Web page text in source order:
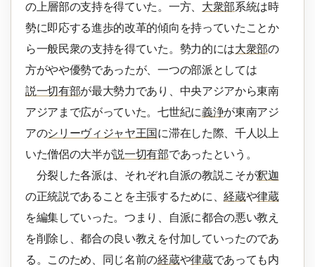
の上層部の支持を得ていた。一方、 大衆部系統は時
勢に即応する進歩的改革的傾向を持っていたことか
ら一般民衆の支持を得ていた。勢力的には大衆部の
方がやや優勢であったが、一つの部派としては
説一切有部が最大勢力であり、中央アジアから東南
アジアまで広がっていた。七世紀に義浄が東南アジ
アのシリーヴィジャヤ王国 に滞在した際、千人以上
いた僧侶の大半が説一切有部であったという。
分裂した各派は、それぞれ自派の教説こそが釈迦
の正統説であることを主張するために、経蔵や律蔵
を編集していった。つまり、自派に都合の悪い教え
を削除し、都合の良い教えを付加していったのであ
る。このため、同じ名前の経蔵や律蔵であっても内